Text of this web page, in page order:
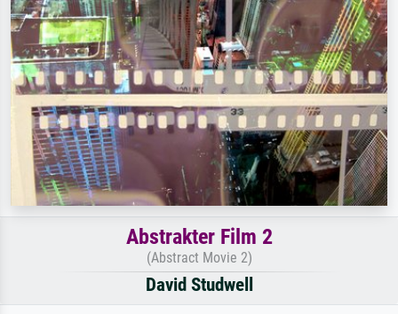
Abstrakter Film 2
(Abstract Movie 2)
David Studwell